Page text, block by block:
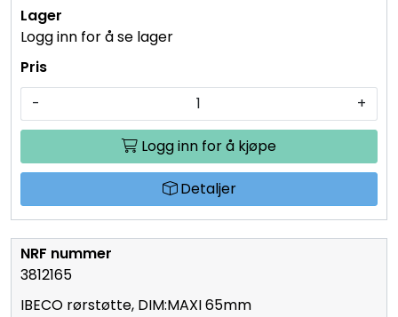
Produktnummer: 117949
Logg inn for å se lager
- +
Logg inn for å kjøpe
Detaljer
3812165